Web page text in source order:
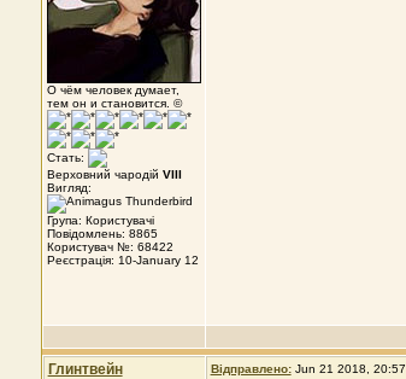
О чём человек думает,
тем он и становится. ©
Стать:
Верховний чародій VIII
Вигляд:
Група: Користувачі
Повідомлень: 8865
Користувач №: 68422
Реєстрація: 10-January 12
Глинтвейн Відправлено: Jun 21 2018, 20:57